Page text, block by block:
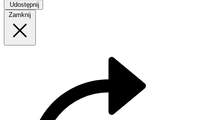
Udostępnij
Zamknij